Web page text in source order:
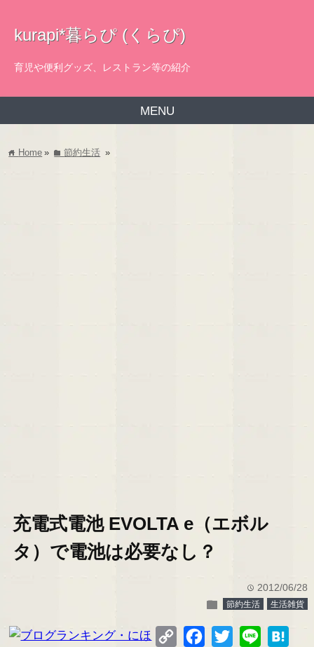
kurapi*暮らぴ (くらぴ)
育児や便利グッズ、レストラン等の紹介
MENU
home Home » folder節約生活 »
充電式電池 EVOLTA e（エボル
タ）で電池は必要なし？
time 2012/06/28
folder 節約生活 生活雑貨
Copy
Facebook
Twitter Line